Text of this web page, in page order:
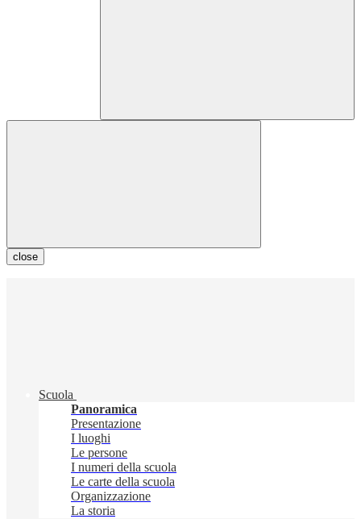
close
Scuola
Panoramica
Presentazione
I luoghi
Le persone
I numeri della scuola
Le carte della scuola
Organizzazione
La storia